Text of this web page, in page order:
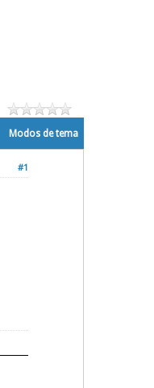
Modos de tema
#1